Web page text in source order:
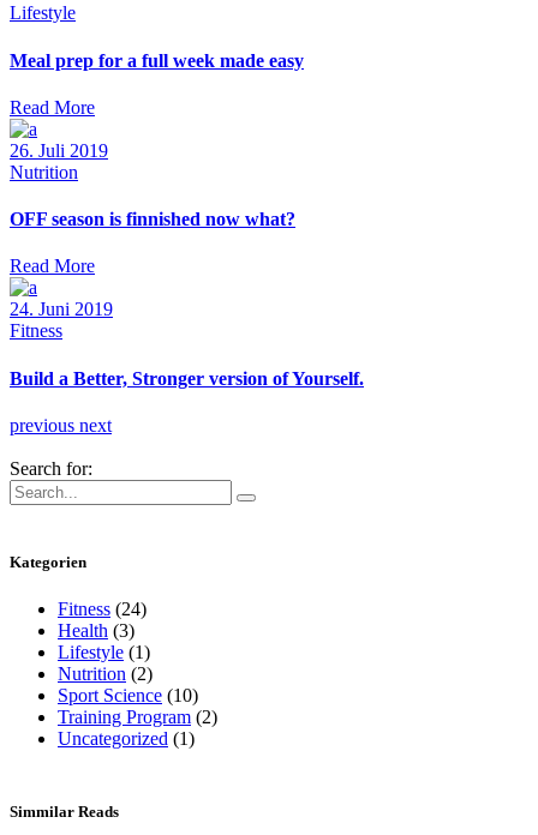
Lifestyle
Meal prep for a full week made easy
Read More
26. Juli 2019
Nutrition
OFF season is finnished now what?
Read More
24. Juni 2019
Fitness
Build a Better, Stronger version of Yourself.
previous next
Search for:
Kategorien
Fitness (24)
Health (3)
Lifestyle (1)
Nutrition (2)
Sport Science (10)
Training Program (2)
Uncategorized (1)
Simmilar Reads